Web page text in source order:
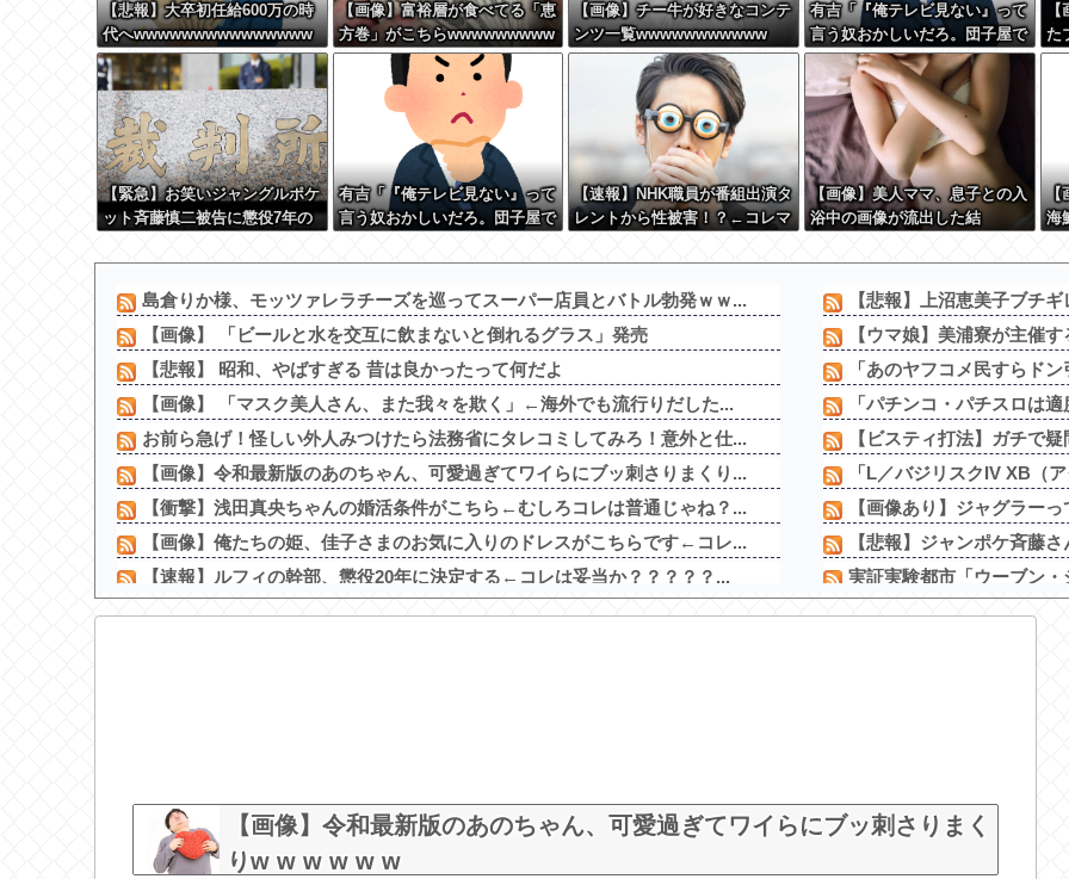
【悲報】大卒初任給600万の時
代へwwwwwwwwwwwwwww
wwww
【画像】富裕層が食べてる「恵
方巻」がこちらwwwwwwwww
wwww
【画像】チー牛が好きなコンテ
ンツ一覧wwwwwwwwwww
有吉「『俺テレビ見ない』って
言う奴おかしいだろ。団子屋で
『団子食べない』って言う
か？」
た
【緊急】お笑いジャングルポケ
ット斉藤慎二被告に懲役7年の
有吉「『俺テレビ見ない』って
言う奴おかしいだろ。団子屋で
か？」
【速報】NHK職員が番組出演タ
レントから性被害！？←コレマ
【画像】美人ママ、息子との入
浴中の画像が流出した結
【
海
さ
w
島倉りか様、モッツァレラチーズを巡ってスーパー店員とバトル勃発ｗｗ...
【画像】 「ビールと水を交互に飲まないと倒れるグラス」発売
【悲報】 昭和、やばすぎる 昔は良かったって何だよ
【画像】 「マスク美人さん、また我々を欺く」←海外でも流行りだした...
お前ら急げ！怪しい外人みつけたら法務省にタレコミしてみろ！意外と仕...
【画像】令和最新版のあのちゃん、可愛過ぎてワイらにブッ刺さりまくり...
【衝撃】浅田真央ちゃんの婚活条件がこちら←むしろコレは普通じゃね？...
【画像】俺たちの姫、佳子さまのお気に入りのドレスがこちらです←コレ...
【速報】ルフィの幹部、懲役20年に決定する←コレは妥当か？？？？？...
SHEINのブラのレビューで画像有りのフィルタ使うと素人のお○ぱい...
【画像】会社の女がお○ぱい強調しすぎなんだけどｗ
【悲報】上沼恵美子ブチ
【ウマ娘】美浦寮が主催
「あのヤフコメ民すらド
「パチンコ・パチスロは
【ビスティ打法】ガチで
「L／バジリスクIV XB（
【画像あり】ジャグラー
【悲報】ジャンポケ斉藤
実証実験都市「ウーブン
カフェで長時間パソコン
【画像】令和最新版のあのちゃん、可愛過ぎてワイらにブッ刺さりまく
りw w w w w w